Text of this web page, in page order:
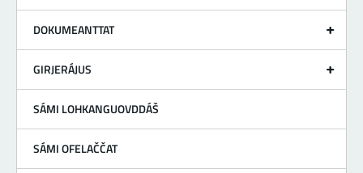
DOKUMEANTTAT
GIRJERÁJUS
SÁMI LOHKANGUOVDDÁŠ
SÁMI OFELAČČAT